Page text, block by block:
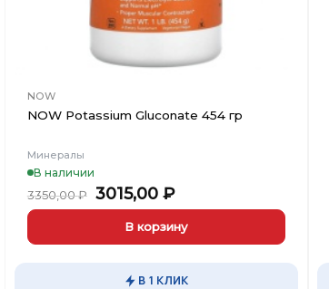
NOW
NOW Potassium Gluconate 454 гр
Минералы
В наличии
3350,00₽ Первоначальная
цена
составляла
3350,00 ₽.
3015,00 ₽Текущая
цена:
3015,00 ₽.
В корзину
В 1 КЛИК